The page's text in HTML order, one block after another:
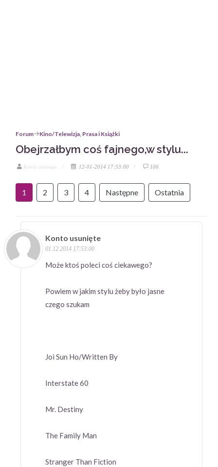
Forum Kino/Telewizja, Prasa i Książki
Obejrzałbym coś fajnego,w stylu...
Konto usunięte 12-01-2014 17:53:00 106
1 2 3 4 Następne Ostatnia
Konto usunięte
01.12.2014 17:53:00
Może ktoś poleci coś ciekawego?
Powiem w jakim stylu żeby było jasne
czego szukam
Joi Sun Ho/Written By
Interstate 60
Mr. Destiny
The Family Man
Stranger Than Fiction